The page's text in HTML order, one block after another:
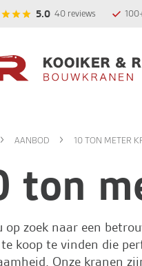
5.0 40 reviews
AANBOD 10 TON METER
ton
op zoek naar een
koop te vinden die
Onze kranen